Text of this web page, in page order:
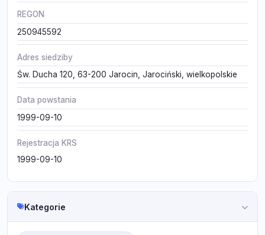
REGON
250945592
Adres siedziby
Św. Ducha 120, 63-200 Jarocin, Jarociński, wielkopolskie
Data powstania
1999-09-10
Rejestracja KRS
1999-09-10
Kategorie